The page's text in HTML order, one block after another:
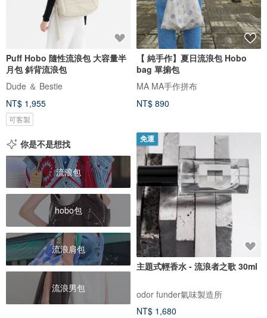
Puff Hobo 隨性流浪包 大容量半
月包 斜背流浪包
Dude ＆ Bestie
NT$ 1,955
可客製
【 純手作】夏日流浪包 Hobo
bag 單掮包
MA MA手作拼布
NT$ 890
你是不是想找
流浪包
hobo包
流浪肩包
流浪男包
免運
主題式輕香水 - 流浪者之歌 30ml
odor funder氣味製造所
NT$ 1,680